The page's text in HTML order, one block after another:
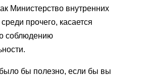
Министерство внутренних
прочего, касается
соблюдению
бы полезно, если бы вы